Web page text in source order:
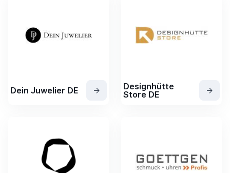
Dein Juwelier DE
Designhütte
Store DE